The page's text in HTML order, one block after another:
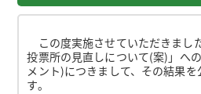
この度実施させていただきまし
投票所の見直しについて(案)」へ
メント)につきまして、その結果
す。